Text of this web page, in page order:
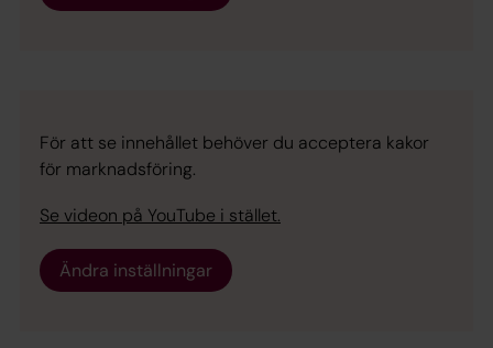
För att se innehållet behöver du acceptera kakor
för marknadsföring.
Se videon på YouTube i stället.
Ändra inställningar